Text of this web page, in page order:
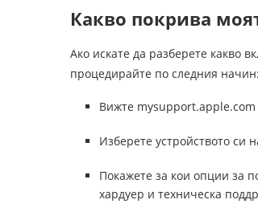
Какво покрива
Ако искате да разберете какво
процедирайте по следния начин:
Вижте mysupport.apple.com
Изберете устройството си
Покажете за кои опции за
хардуер и техническа